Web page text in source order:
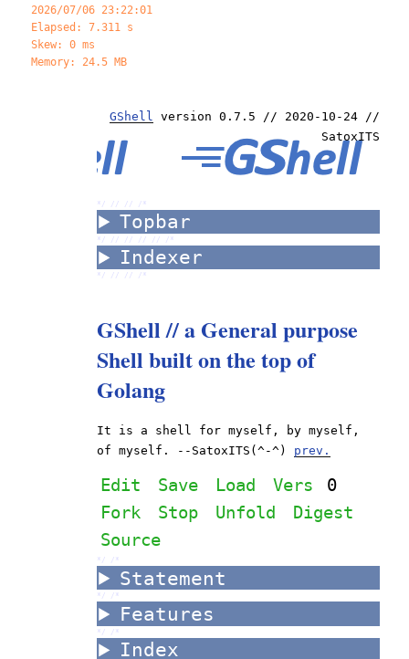
2026/07/06 23:22:02
Elapsed: 8.311 s
Skew: 0 ms
Memory: 24.5 MB
GShell
version 0.7.5 // 2020-10-24 //
SatoxITS
*/ // // /*
Topbar
*/ // // // // /*
Indexer
*/ // // /*
GShell // a General purpose
Shell built on the top of
Golang
It is a shell for myself, by myself,
of myself. --SatoxITS(^-^) prev.
Edit Save Load Vers
0
Fork
Stop Unfold
Digest
Source
*/ /*
Statement
*/ /*
Features
*/ /*
Index